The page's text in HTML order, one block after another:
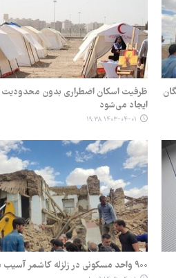
ظرفیت اسکان اضطراری بدون محدودیت
ایجاد می‌شود
۱۴۰۳-۰۴-۰۱ ۱۹:۳۸
۹۰۰ واحد مسکونی در زلزله کاشمر آسیب دیده است